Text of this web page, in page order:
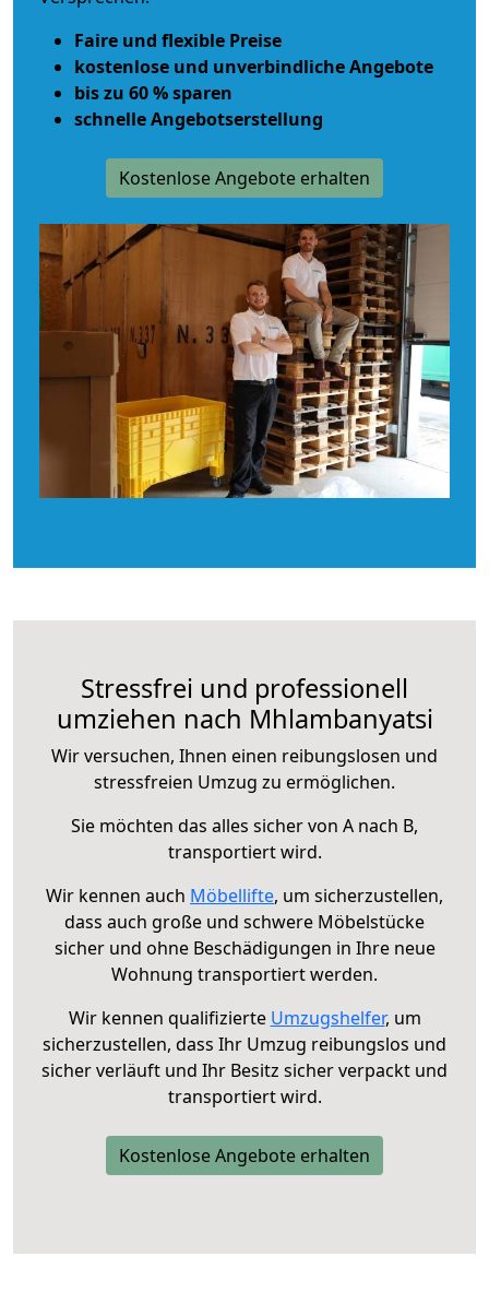
Faire und flexible Preise
kostenlose und unverbindliche Angebote
bis zu 60 % sparen
schnelle Angebotserstellung
Kostenlose Angebote erhalten
Stressfrei und professionell
umziehen nach Mhlambanyatsi
Wir versuchen, Ihnen einen reibungslosen und
stressfreien Umzug zu ermöglichen.
Sie möchten das alles sicher von A nach B,
transportiert wird.
Wir kennen auch Möbellifte, um sicherzustellen,
dass auch große und schwere Möbelstücke
sicher und ohne Beschädigungen in Ihre neue
Wohnung transportiert werden.
Wir kennen qualifizierte Umzugshelfer, um
sicherzustellen, dass Ihr Umzug reibungslos und
sicher verläuft und Ihr Besitz sicher verpackt und
transportiert wird.
Kostenlose Angebote erhalten